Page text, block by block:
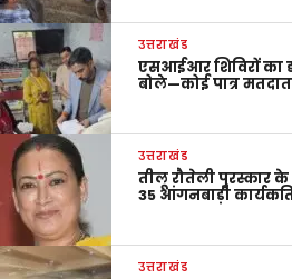
उत्तराखंड
एसआईआर शिविरों का
बोले—कोई पात्र
उत्तराखंड
तीलू रौतेली पुरस्कार
35 आंगनबाड़ी
उत्तराखंड